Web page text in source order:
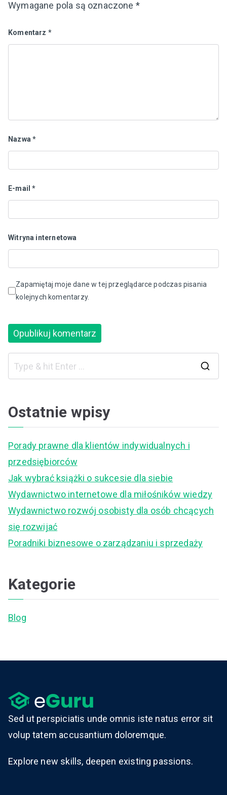
Wymagane pola są oznaczone *
Komentarz *
Nazwa*
E-mail*
Witryna internetowa
Zapamiętaj moje dane w tej przeglądarce podczas pisania
kolejnych komentarzy.
Ostatnie wpisy
Porady prawne dla klientów indywidualnych i
przedsiębiorców
Jak wybrać książki o sukcesie dla siebie
Wydawnictwo internetowe dla miłośników wiedzy
Wydawnictwo rozwój osobisty dla osób chcących
się rozwijać
Poradniki biznesowe o zarządzaniu i sprzedaży
Kategorie
Blog
Sed ut perspiciatis unde omnis iste natus error sit
volup tatem accusantium doloremque.
Explore new skills, deepen existing passions.